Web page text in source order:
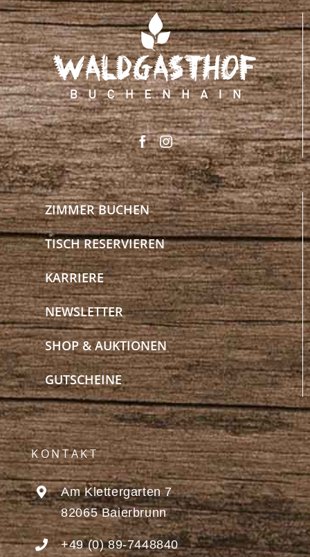
ZIMMER BUCHEN
TISCH RESERVIEREN
KARRIERE
NEWSLETTER
SHOP & AUKTIONEN
GUTSCHEINE
KONTAKT
Am Klettergarten 7
82065 Baierbrunn
+49 (0) 89-7448840